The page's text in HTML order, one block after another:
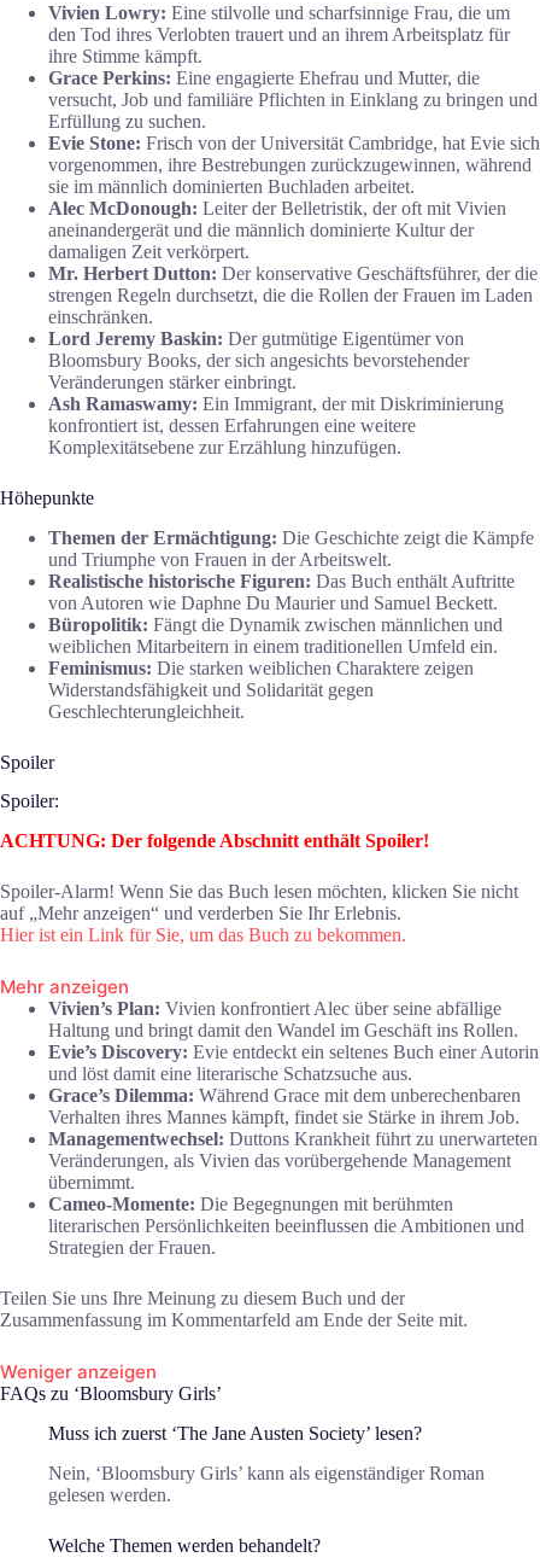
Vivien Lowry: Eine stilvolle und scharfsinnige Frau, die um
den Tod ihres Verlobten trauert und an ihrem Arbeitsplatz für
ihre Stimme kämpft.
Grace Perkins: Eine engagierte Ehefrau und Mutter, die
versucht, Job und familiäre Pflichten in Einklang zu bringen und
Erfüllung zu suchen.
Evie Stone: Frisch von der Universität Cambridge, hat Evie sich
vorgenommen, ihre Bestrebungen zurückzugewinnen, während
sie im männlich dominierten Buchladen arbeitet.
Alec McDonough: Leiter der Belletristik, der oft mit Vivien
aneinandergerät und die männlich dominierte Kultur der
damaligen Zeit verkörpert.
Mr. Herbert Dutton: Der konservative Geschäftsführer, der die
strengen Regeln durchsetzt, die die Rollen der Frauen im Laden
einschränken.
Lord Jeremy Baskin: Der gutmütige Eigentümer von
Bloomsbury Books, der sich angesichts bevorstehender
Veränderungen stärker einbringt.
Ash Ramaswamy: Ein Immigrant, der mit Diskriminierung
konfrontiert ist, dessen Erfahrungen eine weitere
Komplexitätsebene zur Erzählung hinzufügen.
Höhepunkte
Themen der Ermächtigung: Die Geschichte zeigt die Kämpfe
und Triumphe von Frauen in der Arbeitswelt.
Realistische historische Figuren: Das Buch enthält Auftritte
von Autoren wie Daphne Du Maurier und Samuel Beckett.
Büropolitik: Fängt die Dynamik zwischen männlichen und
weiblichen Mitarbeitern in einem traditionellen Umfeld ein.
Feminismus: Die starken weiblichen Charaktere zeigen
Widerstandsfähigkeit und Solidarität gegen
Geschlechterungleichheit.
Spoiler
Spoiler:
ACHTUNG: Der folgende Abschnitt enthält Spoiler!
Spoiler-Alarm! Wenn Sie das Buch lesen möchten, klicken Sie nicht
auf „Mehr anzeigen“ und verderben Sie Ihr Erlebnis.
Hier ist ein Link für Sie, um das Buch zu bekommen.
Mehr anzeigen
Vivien’s Plan: Vivien konfrontiert Alec über seine abfällige
Haltung und bringt damit den Wandel im Geschäft ins Rollen.
Evie’s Discovery: Evie entdeckt ein seltenes Buch einer Autorin
und löst damit eine literarische Schatzsuche aus.
Grace’s Dilemma: Während Grace mit dem unberechenbaren
Verhalten ihres Mannes kämpft, findet sie Stärke in ihrem Job.
Managementwechsel: Duttons Krankheit führt zu unerwarteten
Veränderungen, als Vivien das vorübergehende Management
übernimmt.
Cameo-Momente: Die Begegnungen mit berühmten
literarischen Persönlichkeiten beeinflussen die Ambitionen und
Strategien der Frauen.
Teilen Sie uns Ihre Meinung zu diesem Buch und der
Zusammenfassung im Kommentarfeld am Ende der Seite mit.
Weniger anzeigen
FAQs zu ‘Bloomsbury Girls’
Muss ich zuerst ‘The Jane Austen Society’ lesen?
Nein, ‘Bloomsbury Girls’ kann als eigenständiger Roman
gelesen werden.
Welche Themen werden behandelt?